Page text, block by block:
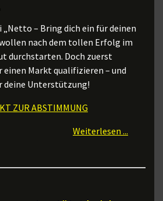
„Netto – Bring dich ein für deinen
nach dem tollen Erfolg im
durchstarten. Doch zuerst
einen Markt qualifizieren – und
deine Unterstützung!
ZUR ABSTIMMUNG
Weiterlesen ...